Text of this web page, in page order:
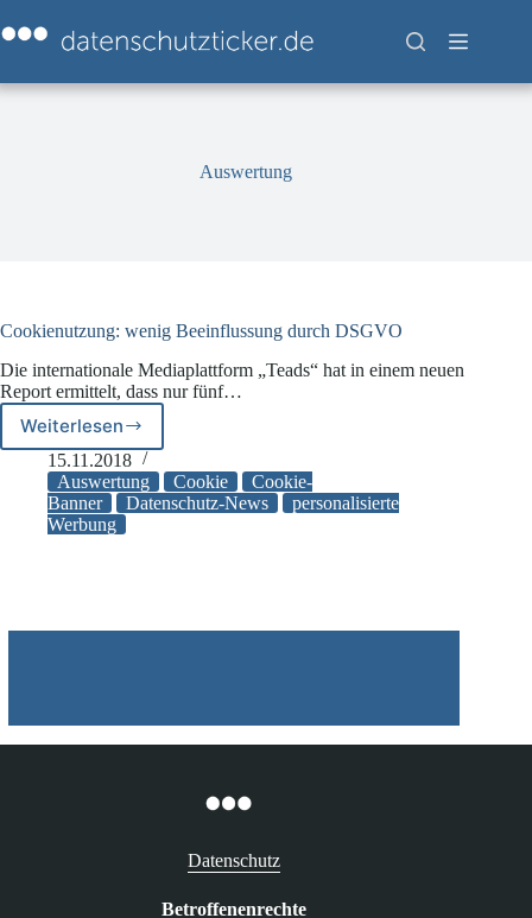
Inhalt
springen
Auswertung
Cookienutzung: wenig Beeinflussung durch DSGVO
Die internationale Mediaplattform „Teads“ hat in einem neuen
Report ermittelt, dass nur fünf…
WeiterlesenCookienutzung:
wenig
Beeinflussung
durch
DSGVO
15.11.2018
Auswertung
Cookie
Cookie-
Banner
Datenschutz-News
personalisierte
Werbung
Datenschutz
Betroffenenrechte